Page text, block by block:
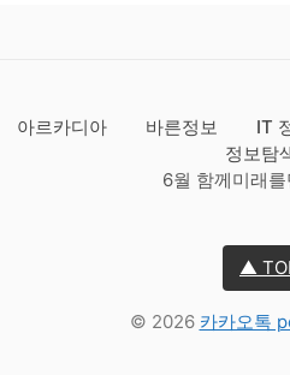
아르카디아 바른정보 IT
정보탐
6월 함께미래
▲
© 2026 카카오톡